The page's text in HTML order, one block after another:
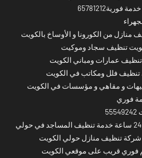
منازل من الكورونا و الأوساخ بالكويت
تنظيف سجاد وموكيت
عمارات ومباني الكويت
فلل ومكاتب في الكويت
و مقاهي و مؤسسات في الكويت
فوري
تنظيف منازل حولي الكويت
فوري قريب على موقعي الكويت